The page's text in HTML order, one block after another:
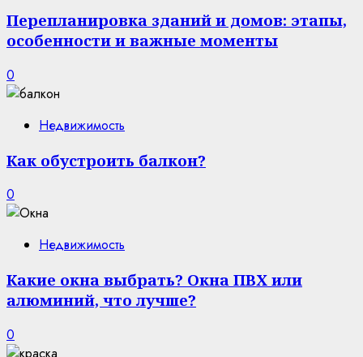
Перепланировка зданий и домов: этапы,
особенности и важные моменты
0
Недвижимость
Как обустроить балкон?
0
Недвижимость
Какие окна выбрать? Окна ПВХ или
алюминий, что лучше?
0